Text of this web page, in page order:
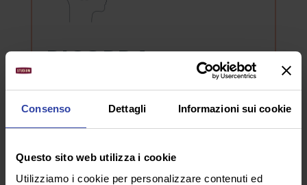
Consenso Dettagli Informazioni sui cookie
Questo sito web utilizza i cookie
Utilizziamo i cookie per personalizzare contenuti ed
RICORDA
Puoi usufruire del bonus da 500 euro de
“La Buona Scuola” per finanziare il tuo
Master nel settore formazione